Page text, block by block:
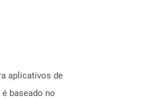
aplicativos de
baseado no